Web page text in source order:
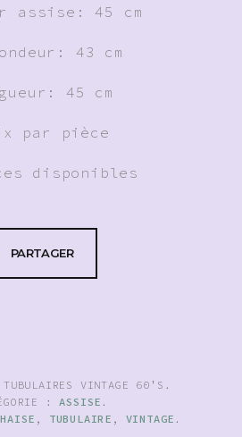
assise: 45 cm
43 cm
45 cm
par pièce
disponibles
PARTAGER
TUBULAIRES VINTAGE 60'S .
:ASSISE .
, TUBULAIRE , VINTAGE .